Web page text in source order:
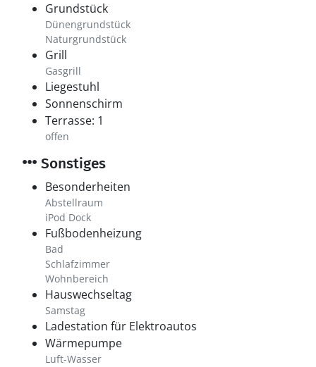
Grundstück
Dünengrundstück
Naturgrundstück
Grill
Gasgrill
Liegestuhl
Sonnenschirm
Terrasse: 1
offen
Sonstiges
Besonderheiten
Abstellraum
iPod Dock
Fußbodenheizung
Bad
Schlafzimmer
Wohnbereich
Hauswechseltag
Samstag
Ladestation für Elektroautos
Wärmepumpe
Luft-Wasser